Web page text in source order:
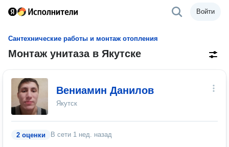
Войти
Сантехнические работы и монтаж отопления
Монтаж унитаза в Якутске
Вениамин Данилов
Якутск
2 оценки В сети 1 нед. назад